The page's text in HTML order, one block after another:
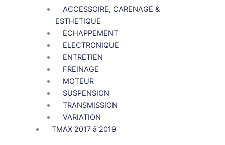
ACCESSOIRE, CARENAGE &
ESTHETIQUE
ECHAPPEMENT
ELECTRONIQUE
ENTRETIEN
FREINAGE
MOTEUR
SUSPENSION
TRANSMISSION
VARIATION
TMAX 2017 à 2019